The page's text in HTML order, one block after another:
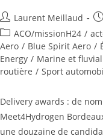
Laurent Meillaud
ACO/missionH24 /
Aero / Blue Spirit Aero /
Energy / Marine et fluvial
routière / Sport
Delivery awards : de
Meet4Hydrogen
une douzaine de